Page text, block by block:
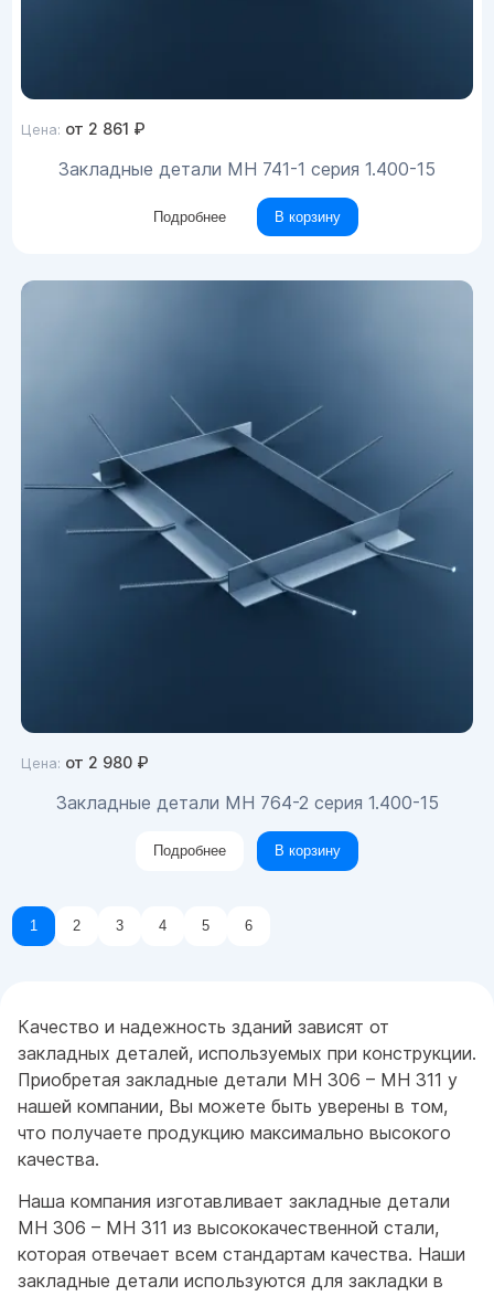
Цена: от 2 861 ₽
Закладные детали МН 741-1 серия 1.400-15
Подробнее В корзину
Цена: от 2 980 ₽
Закладные детали МН 764-2 серия 1.400-15
Подробнее В корзину
1 2 3 4 5 6
Качество и надежность зданий зависят от
закладных деталей, используемых при конструкции.
Приобретая закладные детали МН 306 – МН 311 у
нашей компании, Вы можете быть уверены в том,
что получаете продукцию максимально высокого
качества.
Наша компания изготавливает закладные детали
МН 306 – МН 311 из высококачественной стали,
которая отвечает всем стандартам качества. Наши
закладные детали используются для закладки в